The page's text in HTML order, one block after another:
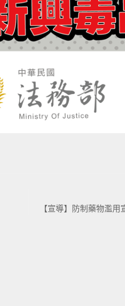
【宣導】防制藥物濫